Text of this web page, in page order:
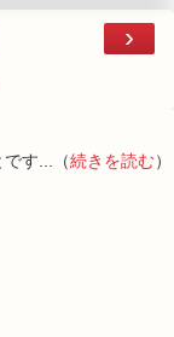
›
す...（続きを読む）